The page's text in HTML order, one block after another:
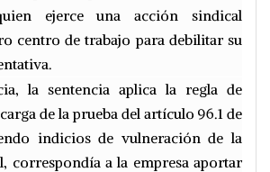
ejerce una acción sindical
centro de trabajo para debilitar su
la sentencia aplica la regla de
de la prueba del artículo 96.1 de
indicios de vulneración de la
correspondía a la empresa aportar